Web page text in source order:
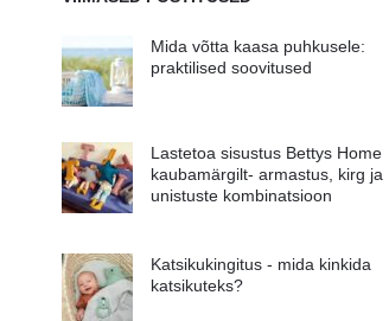
Mida võtta kaasa puhkusele:
praktilised soovitused
Lastetoa sisustus Bettys Home
kaubamärgilt- armastus, kirg ja
unistuste kombinatsioon
Katsikukingitus - mida kinkida
katsikuteks?